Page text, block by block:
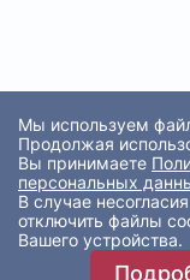
Мы используем
Продолжая
Вы принимаете
персональных
В случае
отключить файлы
Вашего устройства.